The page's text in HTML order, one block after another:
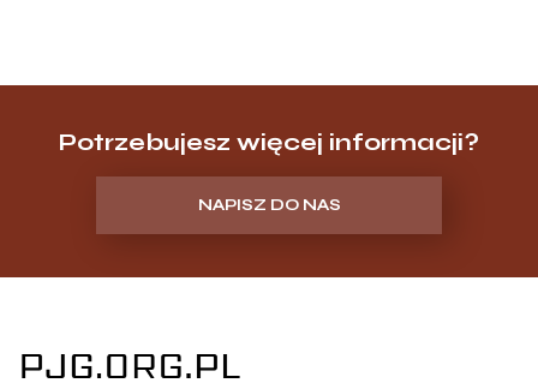
Potrzebujesz więcej informacji?
NAPISZ DO NAS